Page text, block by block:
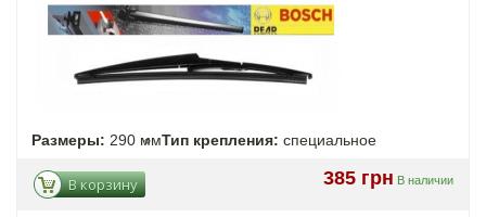
Размеры: 290 ммТип крепления: специальное
385 грн В наличии
В корзину